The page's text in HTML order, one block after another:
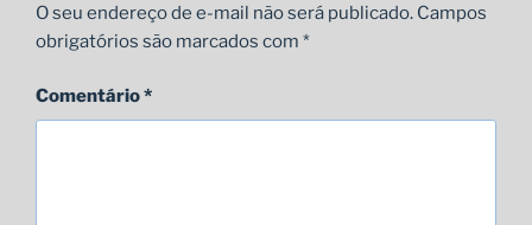
O seu endereço de e-mail não será publicado. Campos
obrigatórios são marcados com *
Comentário*